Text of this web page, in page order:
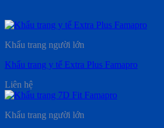
Khẩu trang người lớn
Khẩu trang y tế Extra Plus Famapro
Liên hệ
Khẩu trang người lớn